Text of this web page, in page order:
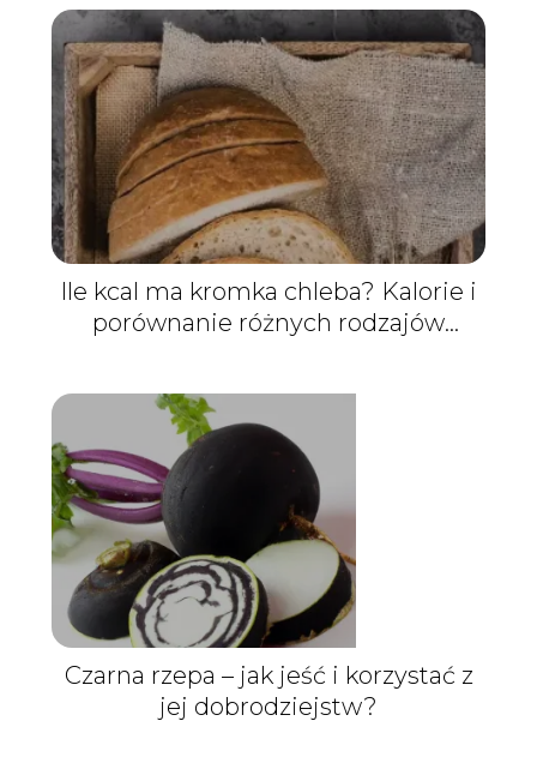
Ile kcal ma kromka chleba? Kalorie i
porównanie różnych rodzajów
Czarna rzepa – jak jeść i korzystać z
jej dobrodziejstw?